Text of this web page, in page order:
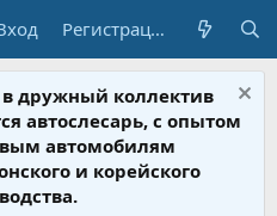
Регистрация
в дружный коллектив
автослесарь, с опытом
автомобилям
и корейского